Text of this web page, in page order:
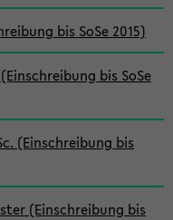
bis SoSe 2015)
bis SoSe
(Einschreibung bis
(Einschreibung bis